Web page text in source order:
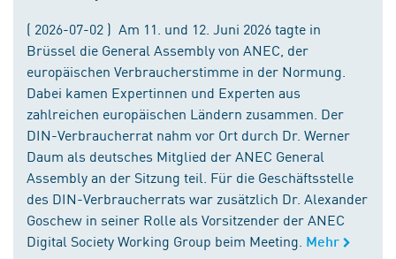
( 2026-07-02 ) Am 11. und 12. Juni 2026 tagte in
Brüssel die General Assembly von ANEC, der
europäischen Verbraucherstimme in der Normung.
Dabei kamen Expertinnen und Experten aus
zahlreichen europäischen Ländern zusammen. Der
DIN-Verbraucherrat nahm vor Ort durch Dr. Werner
Daum als deutsches Mitglied der ANEC General
Assembly an der Sitzung teil. Für die Geschäftsstelle
des DIN-Verbraucherrats war zusätzlich Dr. Alexander
Goschew in seiner Rolle als Vorsitzender der ANEC
Digital Society Working Group beim Meeting. Mehr